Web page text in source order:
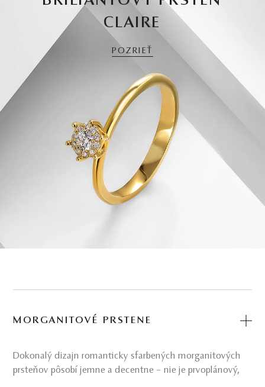
CLAIRE
POZRIEŤ
MORGANITOVÉ PRSTENE
Dokonalý dizajn romanticky sfarbených morganitových
prsteňov pôsobí jemne a decentne – nie je prvoplánový,